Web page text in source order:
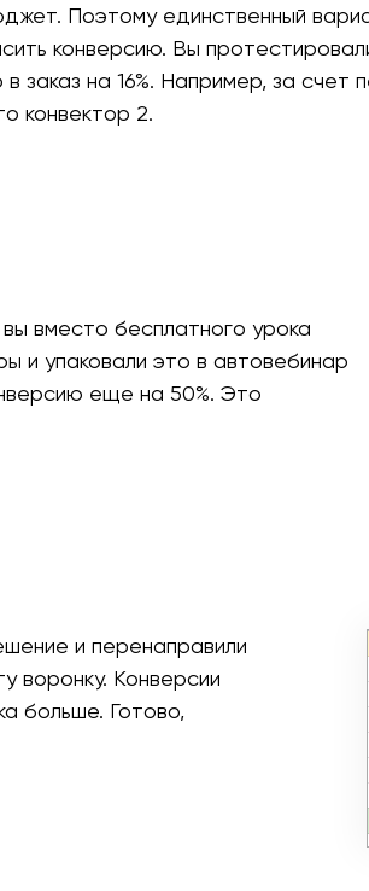
Поэтому единственный
конверсию. Вы
заказ на 16%. Например, за счет
конвектор 2.
вместо бесплатного урока
и упаковали это в автовебинар
еще на 50%. Это
и перенаправили
воронку. Конверсии
больше. Готово,